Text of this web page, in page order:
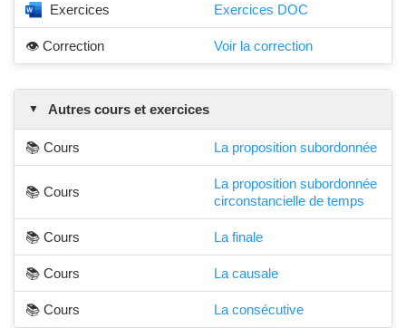
Exercices Exercices DOC
👁️ Correction Voir la correction
Autres cours et exercices
📚 Cours La proposition subordonnée
📚 Cours
La proposition subordonnée
circonstancielle de temps
📚 Cours La finale
📚 Cours La causale
📚 Cours La consécutive